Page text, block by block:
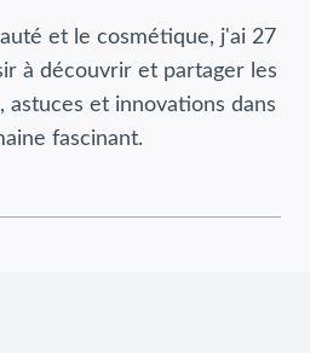
et le cosmétique, j'ai 27
à découvrir et partager les
astuces et innovations dans
fascinant.